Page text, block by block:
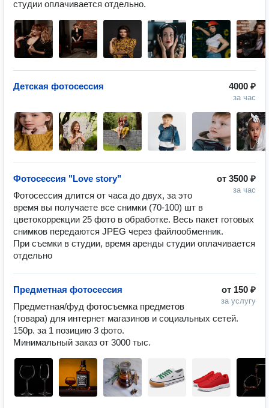
студии оплачивается отдельно.
4000 ₽
за час
Детская фотосессия
от 3500 ₽
за час
Фотосессия "Love story"
Фотосессия длится от часа до двух, за это
время вы получаете все снимки (70-100) шт в
цветокоррекции 25 фото в обработке. Весь пакет готовых
снимков передаются JPEG через файлообменник.
При съемки в студии, время аренды студии оплачивается
отдельно
от 150 ₽
за услугу
Предметная фотосессия
Предметная/фуд фотосъемка предметов
(товара) для интернет магазинов и социальных сетей.
150р. за 1 позицию 3 фото.